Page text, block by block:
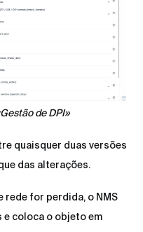
de DPI»
quaisquer duas versões
das alterações.
rede for perdida, o NMS
coloca o objeto em